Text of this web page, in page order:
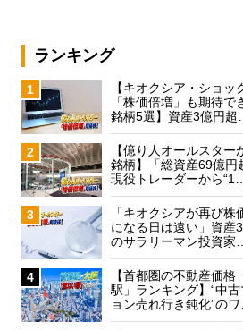
ランキング
1
【キオクシア・ショッ
「株価倍増」も期待で
銘柄5選】資産3億円超…
2
【億り人オールスター
銘柄】「総資産69億円
現役トレーダーから“1…
3
「キオクシアが再び株
になる日は遠い」資産
のサラリーマン投資家…
4
【首都圏の不動産価格
駅」ランキング】“中
ョン売れ行き鈍化”のワ